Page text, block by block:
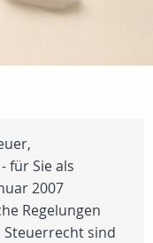
für Sie als
2007
Regelungen
sind